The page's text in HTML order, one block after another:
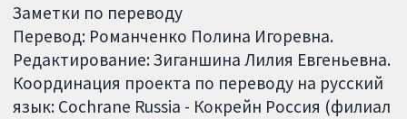
Заметки по переводу
Перевод: Романченко Полина Игоревна.
Редактирование: Зиганшина Лилия Евгеньевна.
Координация проекта по переводу на русский
язык: Cochrane Russia - Кокрейн Россия (филиал